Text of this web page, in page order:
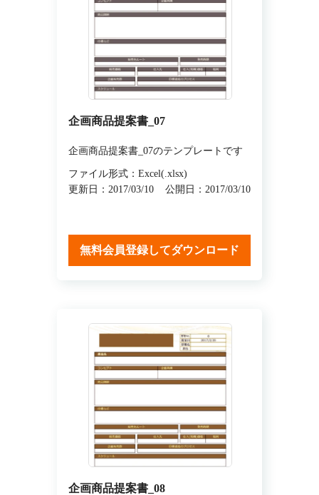
企画商品提案書_07
企画商品提案書_07のテンプレートです
ファイル形式：Excel(.xlsx)
更新日：2017/03/10
公開日：2017/03/10
無料会員登録してダウンロード
企画商品提案書_08